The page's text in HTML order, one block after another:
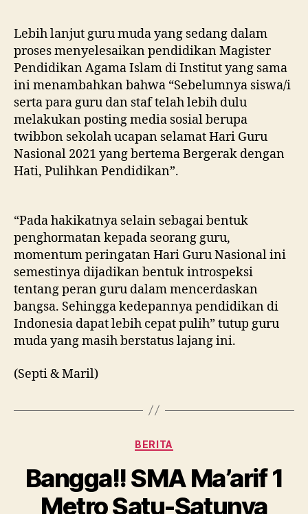
Lebih lanjut guru muda yang sedang dalam
proses menyelesaikan pendidikan Magister
Pendidikan Agama Islam di Institut yang sama
ini menambahkan bahwa “Sebelumnya siswa/i
serta para guru dan staf telah lebih dulu
melakukan posting media sosial berupa
twibbon sekolah ucapan selamat Hari Guru
Nasional 2021 yang bertema Bergerak dengan
Hati, Pulihkan Pendidikan”.
“Pada hakikatnya selain sebagai bentuk
penghormatan kepada seorang guru,
momentum peringatan Hari Guru Nasional ini
semestinya dijadikan bentuk introspeksi
tentang peran guru dalam mencerdaskan
bangsa. Sehingga kedepannya pendidikan di
Indonesia dapat lebih cepat pulih” tutup guru
muda yang masih berstatus lajang ini.
(Septi & Maril)
Kategori
BERITA
Bangga!! SMA Ma’arif 1
Metro Satu-Satunya